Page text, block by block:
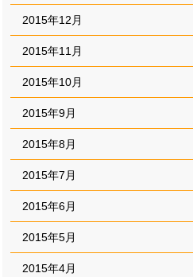
2015年12月
2015年11月
2015年10月
2015年9月
2015年8月
2015年7月
2015年6月
2015年5月
2015年4月